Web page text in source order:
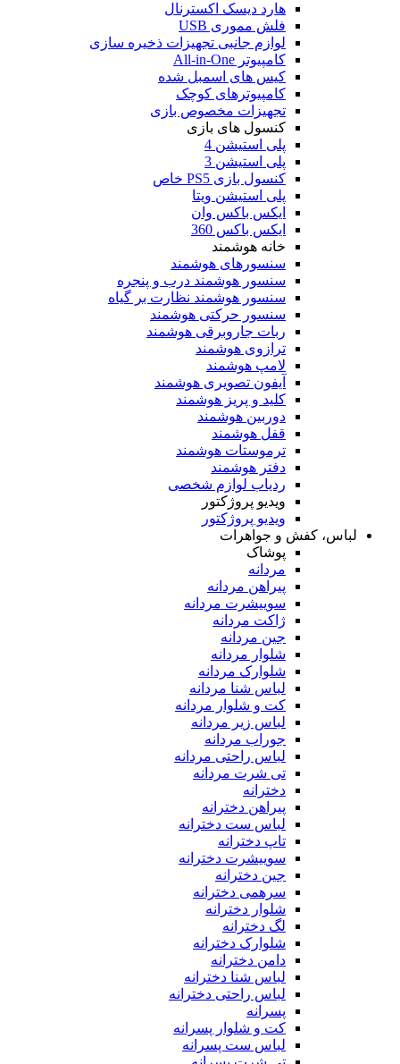
هارد دیسک اکسترنال
فلش مموری USB
لوازم جانبی تجهیزات ذخیره سازی
کامپیوتر All-in-One
کیس های اسمبل شده
کامپیوترهای کوچک
تجهیزات مخصوص بازی
کنسول های بازی
پلی استیشن 4
پلی استیشن 3
کنسول بازی PS5 خاص
پلی استیشن ویتا
ایکس باکس وان
ایکس باکس 360
خانه هوشمند
سنسورهای هوشمند
سنسور هوشمند درب و پنجره
سنسور هوشمند نظارت بر گیاه
سنسور حرکتی هوشمند
ربات جاروبرقی هوشمند
ترازوی هوشمند
لامپ هوشمند
آیفون تصویری هوشمند
کلید و پریز هوشمند
دوربین هوشمند
قفل هوشمند
ترموستات هوشمند
دفتر هوشمند
ردیاب لوازم شخصی
ویدیو پروژکتور
ویدیو پروژکتور
لباس، کفش و جواهرات
پوشاک
مردانه
پیراهن مردانه
سوییشرت مردانه
ژاکت مردانه
جین مردانه
شلوار مردانه
شلوارک مردانه
لباس شنا مردانه
کت و شلوار مردانه
لباس زیر مردانه
جوراب مردانه
لباس راحتی مردانه
تی شرت مردانه
دخترانه
پیراهن دخترانه
لباس ست دخترانه
تاپ دخترانه
سوییشرت دخترانه
جین دخترانه
سرهمی دخترانه
شلوار دخترانه
لگ دخترانه
شلوارک دخترانه
دامن دخترانه
لباس شنا دخترانه
لباس راحتی دخترانه
پسرانه
کت و شلوار پسرانه
لباس ست پسرانه